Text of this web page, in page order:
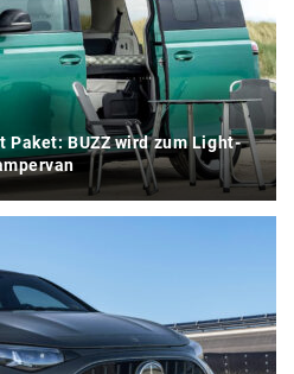
Paket: BUZZ wird zum Light-